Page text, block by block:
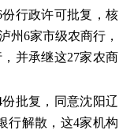
行政许可批复，核
州6家市级农商行，
并承继这27家农商
批复，同意沈阳辽
行解散，这4家机构